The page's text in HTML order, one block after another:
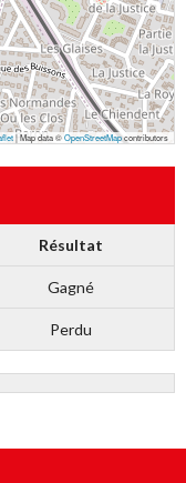
|Map data ©OpenStreetMapcontributors
Résultat
Gagné
Perdu